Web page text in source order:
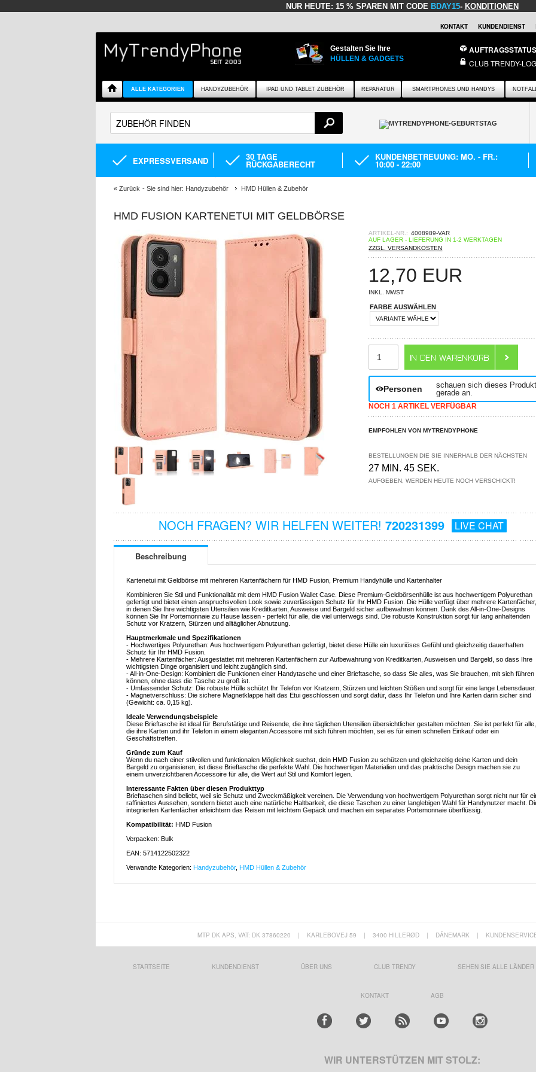
NUR HEUTE: 15 % SPAREN MIT CODE BDAY15- KONDITIONEN
KONTAKT KUNDENDIENST
Gestalten Sie Ihre
HÜLLEN & GADGETS
AUFTRAGSSTATUS
CLUB TRENDY-
ALLE KATEGORIEN HANDYZUBEHÖR IPAD UND TABLET ZUBEHÖR REPARATUR SMARTPHONES UND HANDYS
EXPRESSVERSAND 30 TAGE
RÜCKGABERECHT
KUNDENBETREUUNG: MO. - FR.:
10:00 - 22:00
« Zurück - Sie sind hier: Handyzubehör HMD Hüllen & Zubehör
HMD FUSION KARTENETUI MIT GELDBÖRSE
ARTIKEL-NR.: 4008989-VAR
AUF LAGER - LIEFERUNG IN 1-2 WERKTAGEN
ZZGL. VERSANDKOSTEN
12,70 EUR
INKL. MWST
FARBE AUSWÄHLEN
Personen
schauen sich dieses Produkt
gerade an.
NOCH 1 ARTIKEL VERFÜGBAR
EMPFOHLEN VON MYTRENDYPHONE
BESTELLUNGEN DIE SIE INNERHALB DER NÄCHSTEN
27 MIN. 44 SEK.
AUFGEBEN, WERDEN HEUTE NOCH VERSCHICKT!
NOCH FRAGEN? WIR HELFEN WEITER! 720231399 LIVE CHAT
Beschreibung
Kartenetui mit Geldbörse mit mehreren Kartenfächern für HMD Fusion, Premium Handyhülle und Kartenhalter
Kombinieren Sie Stil und Funktionalität mit dem HMD Fusion Wallet Case. Diese Premium-Geldbörsenhülle ist aus hochwertigem Polyurethan
gefertigt und bietet einen anspruchsvollen Look sowie zuverlässigen Schutz für Ihr HMD Fusion. Die Hülle verfügt über mehrere Kartenfächer,
in denen Sie Ihre wichtigsten Utensilien wie Kreditkarten, Ausweise und Bargeld sicher aufbewahren können. Dank des All-in-One-Designs
können Sie Ihr Portemonnaie zu Hause lassen - perfekt für alle, die viel unterwegs sind. Die robuste Konstruktion sorgt für lang anhaltenden
Schutz vor Kratzern, Stürzen und alltäglicher Abnutzung.
Hauptmerkmale und Spezifikationen
- Hochwertiges Polyurethan: Aus hochwertigem Polyurethan gefertigt, bietet diese Hülle ein luxuriöses Gefühl und gleichzeitig dauerhaften
Schutz für Ihr HMD Fusion.
- Mehrere Kartenfächer: Ausgestattet mit mehreren Kartenfächern zur Aufbewahrung von Kreditkarten, Ausweisen und Bargeld, so dass Ihre
wichtigsten Dinge organisiert und leicht zugänglich sind.
- All-in-One-Design: Kombiniert die Funktionen einer Handytasche und einer Brieftasche, so dass Sie alles, was Sie brauchen, mit sich führen
können, ohne dass die Tasche zu groß ist.
- Umfassender Schutz: Die robuste Hülle schützt Ihr Telefon vor Kratzern, Stürzen und leichten Stößen und sorgt für eine lange Lebensdauer.
- Magnetverschluss: Die sichere Magnetklappe hält das Etui geschlossen und sorgt dafür, dass Ihr Telefon und Ihre Karten darin sicher sind
(Gewicht: ca. 0,15 kg).
Ideale Verwendungsbeispiele
Diese Brieftasche ist ideal für Berufstätige und Reisende, die ihre täglichen Utensilien übersichtlicher gestalten möchten. Sie ist perfekt für alle,
die ihre Karten und ihr Telefon in einem eleganten Accessoire mit sich führen möchten, sei es für einen schnellen Einkauf oder ein
Geschäftstreffen.
Gründe zum Kauf
Wenn du nach einer stilvollen und funktionalen Möglichkeit suchst, dein HMD Fusion zu schützen und gleichzeitig deine Karten und dein
Bargeld zu organisieren, ist diese Brieftasche die perfekte Wahl. Die hochwertigen Materialien und das praktische Design machen sie zu
einem unverzichtbaren Accessoire für alle, die Wert auf Stil und Komfort legen.
Interessante Fakten über diesen Produkttyp
Brieftaschen sind beliebt, weil sie Schutz und Zweckmäßigkeit vereinen. Die Verwendung von hochwertigem Polyurethan sorgt nicht nur für
raffiniertes Aussehen, sondern bietet auch eine natürliche Haltbarkeit, die diese Taschen zu einer langlebigen Wahl für Handynutzer macht.
integrierten Kartenfächer erleichtern das Reisen mit leichtem Gepäck und machen ein separates Portemonnaie überflüssig.
Kompatibilität: HMD Fusion
Verpacken: Bulk
EAN: 5714122502322
Verwandte Kategorien: Handyzubehör, HMD Hüllen & Zubehör
MTP DK APS, VAT: DK 37860220 | KARLEBOVEJ 59 | 3400 HILLERØD | DÄNEMARK |
STARTSEITE KUNDENDIENST ÜBER UNS CLUB TRENDY SEHEN SIE ALLE LÄNDER
KONTAKT AGB
WIR UNTERSTÜTZEN MIT STOLZ: